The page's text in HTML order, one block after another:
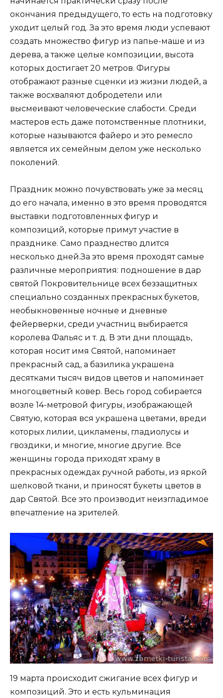
окончания предыдущего, то есть на подготовку
уходит целый год. За это время люди успевают
создать множество фигур из папье-маше и из
дерева, а также целые композиции, высота
которых достигает 20 метров. Фигуры
отображают разные сценки из жизни людей, а
также восхваляют добродетели или
высмеивают человеческие слабости. Среди
мастеров есть даже потомственные плотники,
которые называются файеро и это ремесло
является их семейным делом уже несколько
поколений.
Праздник можно почувствовать уже за месяц
до его начала, именно в это время проводятся
выставки подготовленных фигур и
композиций, которые примут участие в
празднике. Само празднество длится
несколько дней.За это время проходят самые
различные мероприятия: подношение в дар
святой Покровительнице всех беззащитных
специально созданных прекрасных букетов,
необыкновенные ночные и дневные
фейерверки, среди участниц выбирается
королева Фальяс и т. д. В эти дни площадь,
которая носит имя Святой, напоминает
прекрасный сад, а базилика украшена
десятками тысяч видов цветов и напоминает
многоцветный ковер. Весь город собирается
возле 14-метровой фигуры, изображающей
Святую, которая вся украшена цветами, вреди
которых лилии, цикламены, гладиолусы и
гвоздики, и многие, многие другие. Все
женщины города приходят храму в
прекрасных одеждах ручной работы, из яркой
шелковой ткани, и приносят букеты цветов в
дар Святой. Все это производит неизгладимое
впечатление на зрителей.
19 марта происходит сжигание всех фигур и
композиций. Это и есть кульминация